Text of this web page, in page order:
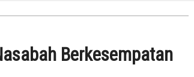
Berkesempatan